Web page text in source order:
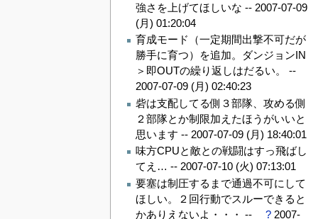
強さを上げてほしいな -- 2007-07-09
(月) 01:20:04
育成モード（一定期間出撃不可だが
勝手に育つ）を追加。ダンジョンIN
＞即OUTの繰り返しはだるい。 --
2007-07-09 (月) 02:40:23
砦は支配してる側３部隊、攻める側
２部隊とか制限加えたほうがいいと
思います -- 2007-07-09 (月) 18:40:01
味方CPUと敵との戦闘はすっ飛ばし
てえ… -- 2007-07-10 (火) 07:13:01
要塞は制圧するまで通過不可にして
ほしい。２回行動でスルーできると
かありえないよ・・・ --
? 2007-